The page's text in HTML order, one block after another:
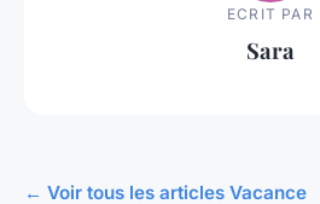
ECRIT PAR
Sara
← Voir tous les articles Vacance